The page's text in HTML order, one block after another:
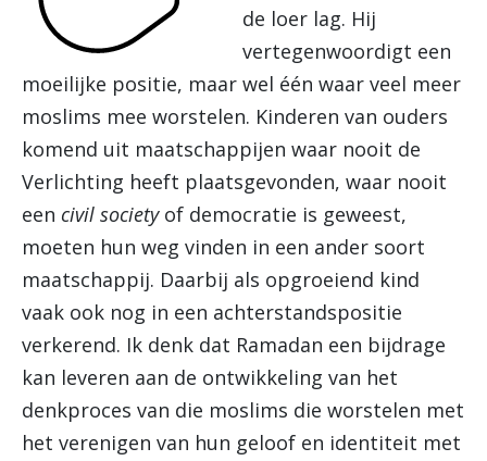
de loer lag. Hij
vertegenwoordigt een
moeilijke positie, maar wel één waar veel meer
moslims mee worstelen. Kinderen van ouders
komend uit maatschappijen waar nooit de
Verlichting heeft plaatsgevonden, waar nooit
een civil societyof democratie is geweest,
moeten hun weg vinden in een ander soort
maatschappij. Daarbij als opgroeiend kind
vaak ook nog in een achterstandspositie
verkerend. Ik denk dat Ramadan een bijdrage
kan leveren aan de ontwikkeling van het
denkproces van die moslims die worstelen met
het verenigen van hun geloof en identiteit met